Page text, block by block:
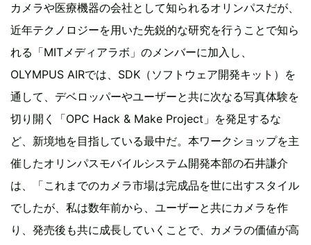
カメラや医療機器の会社として知られるオリンパスだが、
近年テクノロジーを用いた先鋭的な研究を行うことで知ら
れる「MITメディアラボ」のメンバーに加入し、
OLYMPUS AIRでは、SDK（ソフトウェア開発キット）を
通して、デベロッパーやユーザーと共に次なる写真体験を
切り開く「OPC Hack & Make Project」を発足するな
ど、新境地を目指している最中だ。本ワークショップを主
催したオリンパスモバイルシステム開発本部の石井謙介
は、「これまでのカメラ市場は完成品を世に出すスタイル
でしたが、私は数年前から、ユーザーと共にカメラを作
り、発売後も共に成長していくことで、カメラの価値が高